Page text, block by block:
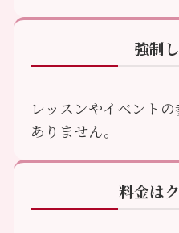
強制
レッスンやイベント
ありません。
料金は